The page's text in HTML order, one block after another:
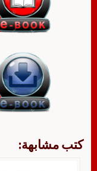
كتب مشابهة: